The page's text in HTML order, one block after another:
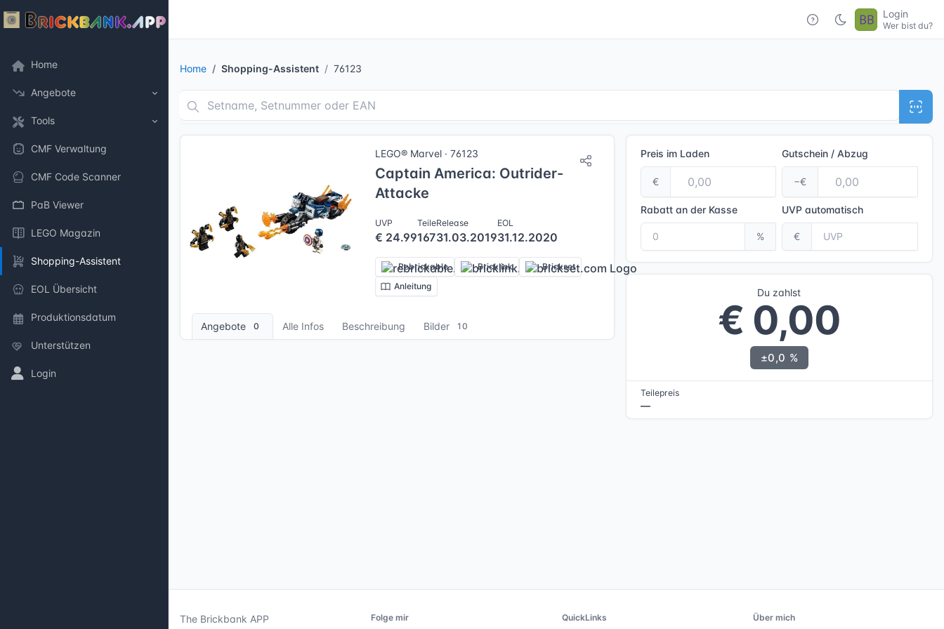
Home
Angebote
Tools
CMF Verwaltung
CMF Code Scanner
PaB Viewer
LEGO Magazin
Shopping-Assistent
EOL Übersicht
Produktionsdatum
Unterstützen
Login
Login
Wer bist du?
Home Shopping-Assistent 76123
LEGO® Marvel · 76123
Captain America: Outrider-
Attacke
UVP
€ 24.99
Teile
167
Release
31.03.2019
EOL
31.12.2020
Rebrickable Bricklink
Brickset
Anleitung
Angebote 0 Alle Infos Beschreibung Bilder 10
Preis im Laden
€
Gutschein / Abzug
−€
Rabatt an der Kasse
%
UVPautomatisch
€
Du zahlst
€ 0,00
±0,0 %
Teilepreis
—
The Brickbank APP Folge mir QuickLinks Über mich